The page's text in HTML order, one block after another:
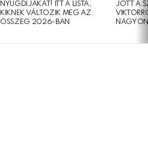
NYUGDÍJAKAT! ITT A LISTA,
KIKNEK VÁLTOZIK MEG AZ
ÖSSZEG 2026-BAN
JÖTT A